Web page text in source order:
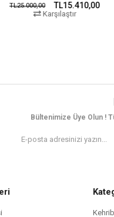
TL14.850,00
Bültenimize Üye Olun !